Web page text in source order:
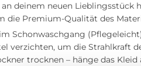
deinem neuen
die Premium-Qualität des
Schonwaschgang
verzichten, um die Strahlkraft
trocknen – hänge das